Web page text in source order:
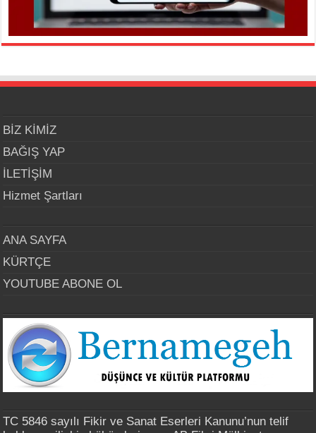
BİZ KİMİZ
BAĞIŞ YAP
İLETİŞİM
Hizmet Şartları
ANA SAYFA
KÜRTÇE
YOUTUBE ABONE OL
TC 5846 sayılı Fikir ve Sanat Eserleri Kanunu’nun telif